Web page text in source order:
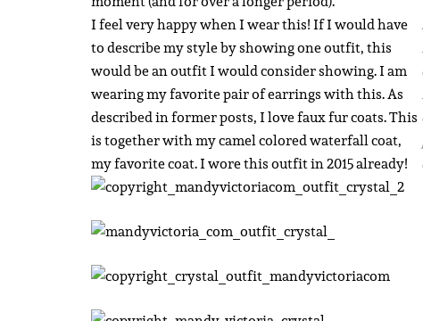
I feel very happy when I wear this! If I would have
to describe my style by showing one outfit, this
would be an outfit I would consider showing. I am
wearing my favorite pair of earrings with this. As
described in former posts, I love faux fur coats. This
is together with my camel colored waterfall coat,
my favorite coat. I wore this outfit in 2015 already!